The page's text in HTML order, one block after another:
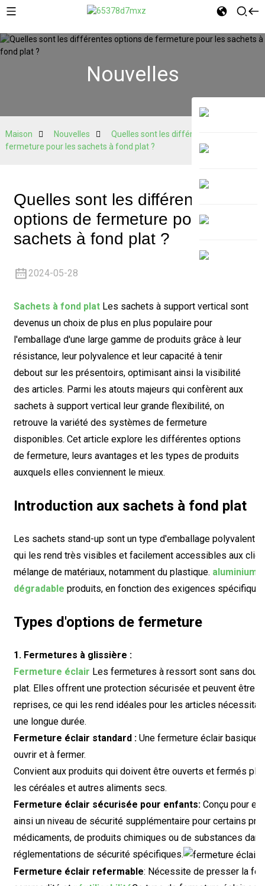
Nouvelles
Maison Nouvelles
Quelles sont les différentes options de
fermeture pour les sachets à fond plat ?
Quelles sont les différentes
options de fermeture pour les
sachets à fond plat ?
2024-05-28
Sachets à fond platLes sachets à support vertical sont
devenus un choix de plus en plus populaire pour
l'emballage d'une large gamme de produits grâce à leur
résistance, leur polyvalence et leur capacité à tenir
debout sur les présentoirs, optimisant ainsi la visibilité
des articles. Parmi les atouts majeurs qui confèrent aux
sachets à support vertical leur grande flexibilité, on
retrouve la variété des systèmes de fermeture
disponibles. Cet article explore les différentes options
de fermeture, leurs avantages et les types de produits
auxquels elles conviennent le mieux.
Introduction aux sachets à fond plat
Les sachets stand-up sont un type d'emballage polyvalent
qui les rend très visibles et facilement accessibles aux
mélange de matériaux, notamment du plastique. aluminium
dégradable produits, en fonction des exigences
Types d'options de fermeture
1. Fermetures à glissière :
Fermeture éclair Les fermetures à ressort sont sans
plat. Elles offrent une protection sécurisée et peuvent être
reprises, ce qui les rend idéales pour les articles
une longue durée.
Fermeture éclair standard :Une fermeture éclair basique
ouvrir et à fermer.
Convient aux produits qui doivent être ouverts et fermés
les céréales et autres aliments secs.
Fermeture éclair sécurisée pour enfants:‌ Conçu pour
ainsi un niveau de sécurité supplémentaire pour certains
médicaments, de produits chimiques ou de substances
réglementations de sécurité spécifiques.
Fermeture éclair refermable:‌ Nécessite de presser la